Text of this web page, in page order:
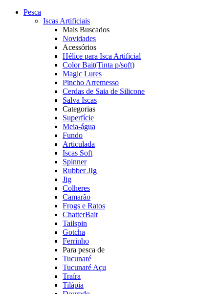
Pesca
Iscas Artificiais
Mais Buscados
Novidades
Acessórios
Hélice para Isca Artificial
Color Bait(Tinta p/soft)
Magic Lures
Pincho Arremesso
Cerdas de Saia de Silicone
Salva Iscas
Categorias
Superfície
Meia-água
Fundo
Articulada
Iscas Soft
Spinner
Rubber JIg
Jig
Colheres
Camarão
Frogs e Ratos
ChatterBait
Tailspin
Gotcha
Ferrinho
Para pesca de
Tucunaré
Tucunaré Açu
Traíra
Tilápia